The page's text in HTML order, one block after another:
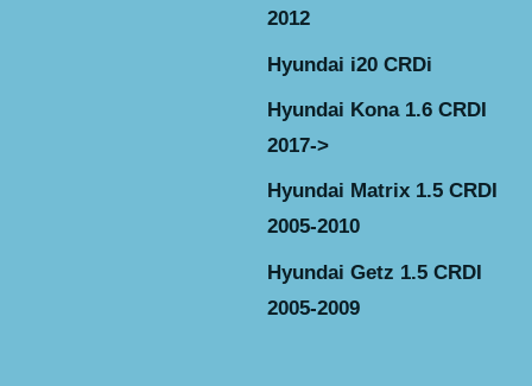
2012
Hyundai i20 CRDi
Hyundai Kona 1.6 CRDI
2017->
Hyundai Matrix 1.5 CRDI
2005-2010
Hyundai Getz 1.5 CRDI
2005-2009